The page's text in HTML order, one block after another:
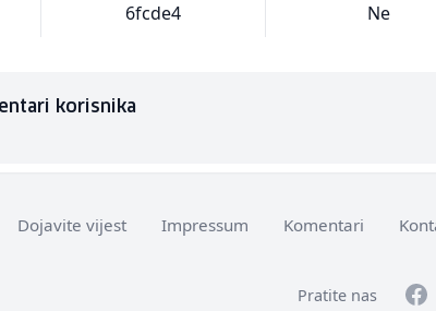
6fcde4
Ne
korisnika
Dojavite vijest Impressum Komentari
Pratite nas